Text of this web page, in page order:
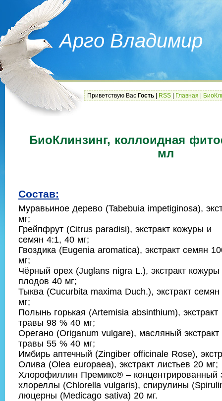
Арго Владимир
Приветствую Вас Гость RSS Главная
БиоКлинзинг, коллоидная
мл
Состав:
Муравьиное дерево (Tabebuia impetiginosa),
мг;
Грейпфрут (Citrus paradisi), экстракт кожуры и
семян 4:1, 40 мг;
Гвоздика (Eugenia aromatica), экстракт семян
мг;
Чёрный орех (Juglans nigra L.), экстракт кожуры
плодов 40 мг;
Тыква (Cucurbita maxima Duch.), экстракт семян
мг;
Полынь горькая (Artemisia absinthium), экстракт
травы 98 % 40 мг;
Орегано (Origanum vulgare), масляный экстракт
травы 55 % 40 мг;
Имбирь аптечный (Zingiber officinale Rose),
Олива (Olea europaea), экстракт листьев 20 мг;
Хлорофиллин Премикс® – концентрированный
хлореллы (Chlorella vulgaris), спирулины
люцерны (Medicago sativa) 20 мг.